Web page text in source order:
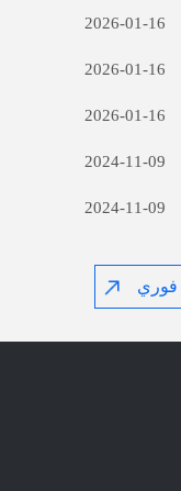
فوري
2026-01-16
2026-01-16
2026-01-16
2024-11-09
2024-11-09